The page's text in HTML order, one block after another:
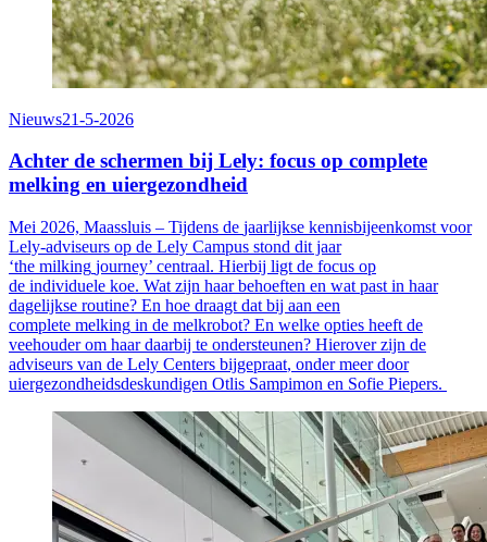
Nieuws21-5-2026
Achter de schermen bij Lely: focus op complete
melking en uiergezondheid
Mei 2026, Maassluis – Tijdens de jaarlijkse kennisbijeenkomst voor
Lely-adviseurs op de Lely Campus stond dit jaar
‘the milking journey’ centraal. Hierbij ligt de focus op
de individuele koe. Wat zijn haar behoeften en wat past in haar
dagelijkse routine? En hoe draagt dat bij aan een
complete melking in de melkrobot? En welke opties heeft de
veehouder om haar daarbij te ondersteunen? Hierover zijn de
adviseurs van de Lely Centers bijgepraat, onder meer door
uiergezondheidsdeskundigen Otlis Sampimon en Sofie Piepers.